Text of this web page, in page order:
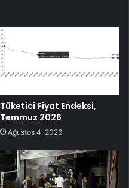
Tüketici Fiyat Endeksi,
Temmuz 2026
Ağustos 4, 2026